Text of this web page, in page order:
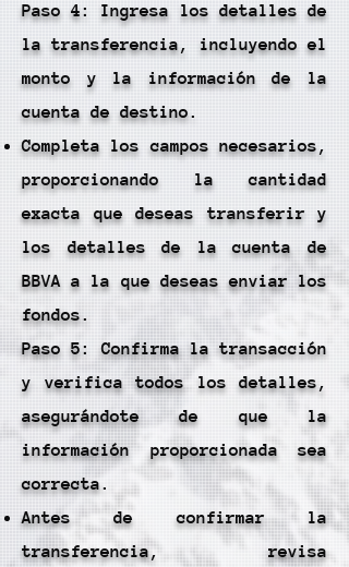
Paso 4: Ingresa los detalles de
la transferencia, incluyendo el
monto y la información de la
cuenta de destino.
Completa los campos necesarios,
proporcionando la cantidad
exacta que deseas transferir y
los detalles de la cuenta de
BBVA a la que deseas enviar los
fondos.
Paso 5: Confirma la transacción
y verifica todos los detalles,
asegurándote de que la
información proporcionada sea
correcta.
Antes de confirmar la
transferencia, revisa